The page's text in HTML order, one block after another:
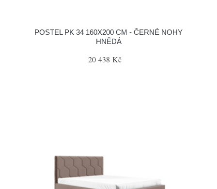
POSTEL PK 34 160X200 CM - ČERNÉ NOHY
HNĚDÁ
20 438 Kč